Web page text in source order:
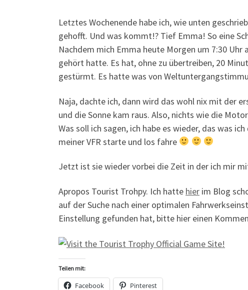
Letztes Wochenende habe ich, wie unten
gehofft. Und was kommt!? Tief Emma! So eine
Nachdem mich Emma heute Morgen um 7:30
gehört hatte. Es hat, ohne zu übertreiben, 20
gestürmt. Es hatte was von
Naja, dachte ich, dann wird das wohl nix mit der
und die Sonne kam raus. Also, nichts wie die
Was soll ich sagen, ich habe es wieder, das was
meiner VFR starte und los fahre
Jetzt ist sie wieder vorbei die Zeit in der ich mir
Apropos Tourist Trohpy. Ich hatte hier im Blog
auf der Suche nach einer optimalen
Einstellung gefunden hat, bitte hier einen
Teilen mit:
Facebook Pinterest